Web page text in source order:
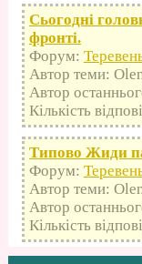
Сьогодні
фронті.
Форум:
Автор теми:
Автор
Кількість
Типово Жиди
Форум:
Автор теми:
Автор
Кількість